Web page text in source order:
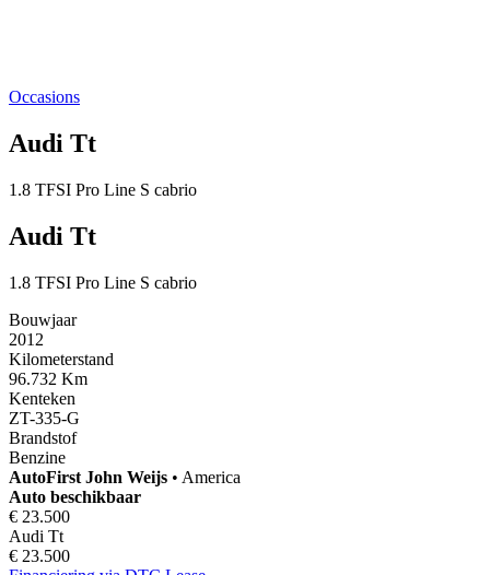
Occasions
Audi Tt
1.8 TFSI Pro Line S cabrio
Audi Tt
1.8 TFSI Pro Line S cabrio
Bouwjaar
2012
Kilometerstand
96.732 Km
Kenteken
ZT-335-G
Brandstof
Benzine
AutoFirst John Weijs • America
Auto beschikbaar
€ 23.500
Audi Tt
€ 23.500